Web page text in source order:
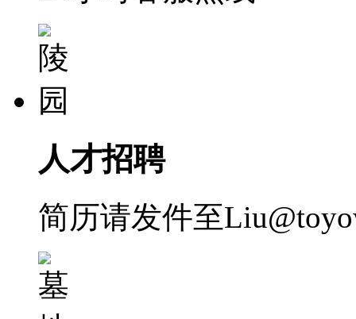
人才招聘
简历请发件至